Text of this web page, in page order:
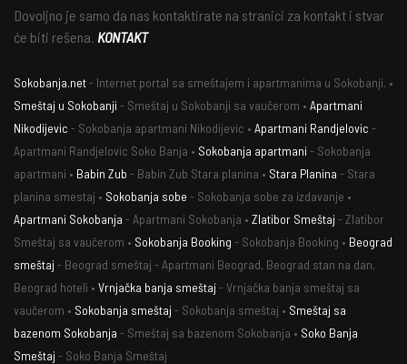
Dovoljno je samo da nas kontaktirate na stranici za kontakt i stvar
će biti rešena. KONTAKT
Sokobanja.net- Internet portal sa smeštajem i apartmanima u Sokobanji. •
Smeštaj u Sokobanji - Smeštaj u Sokobanji sa vaučerom • Apartmani
Nikodijevic - Sokobanja apartmani Nikodijevic • Apartmani Randjelovic -
Apartmani Randjelovic Soko Banja • Sokobanja apartmani - Sokobanja
apartmani • Babin Zub - Babin Zub Stara planina • Stara Planina - Stara
planina smestaj • Sokobanja sobe - Sokobanja sobe za izdavanje •
Apartmani Sokobanja - Apartmani Sokobanja • Zlatibor Smeštaj - Zlatibor
Smeštaj sa vaučerom • Sokobanja Booking - Sokobanja Booking • Beograd
smeštaj - Beograd smeštaj - Apartmani Beograd, Beograd stan na dan,
Beograd hoteli • Vrnjačka banja smeštaj - Vrnjačka banja smeštaj sa
vaučerom • Sokobanja smeštaj - Sokobanja smeštaj • Smeštaj sa
bazenom Sokobanja - Smeštaj sa bazenom Sokobanja • Soko Banja
Smeštaj - Soko Banja Smeštaj